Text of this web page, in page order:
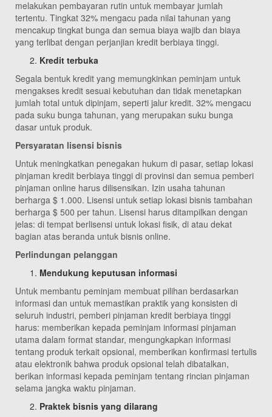
melakukan pembayaran rutin untuk membayar jumlah
tertentu. Tingkat 32% mengacu pada nilai tahunan yang
mencakup tingkat bunga dan semua biaya wajib dan biaya
yang terlibat dengan perjanjian kredit berbiaya tinggi.
Kredit terbuka
Segala bentuk kredit yang memungkinkan peminjam untuk
mengakses kredit sesuai kebutuhan dan tidak menetapkan
jumlah total untuk dipinjam, seperti jalur kredit. 32% mengacu
pada suku bunga tahunan, yang merupakan suku bunga
dasar untuk produk.
Persyaratan lisensi bisnis
Untuk meningkatkan penegakan hukum di pasar, setiap lokasi
pinjaman kredit berbiaya tinggi di provinsi dan semua pemberi
pinjaman online harus dilisensikan. Izin usaha tahunan
berharga $ 1.000. Lisensi untuk setiap lokasi bisnis tambahan
berharga $ 500 per tahun. Lisensi harus ditampilkan dengan
jelas: di tempat berlisensi untuk lokasi fisik, di atau dekat
bagian atas beranda untuk bisnis online.
Perlindungan pelanggan
Mendukung keputusan informasi
Untuk membantu peminjam membuat pilihan berdasarkan
informasi dan untuk memastikan praktik yang konsisten di
seluruh industri, pemberi pinjaman kredit berbiaya tinggi
harus: memberikan kepada peminjam informasi pinjaman
utama dalam format standar, mengungkapkan informasi
tentang produk terkait opsional, memberikan konfirmasi tertulis
atau elektronik bahwa produk opsional telah dibatalkan,
berikan informasi kepada peminjam tentang rincian pinjaman
selama jangka waktu pinjaman.
Praktek bisnis yang dilarang